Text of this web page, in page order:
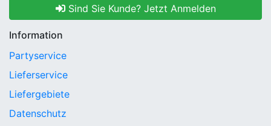
Sind Sie Kunde? Jetzt Anmelden
Information
Partyservice
Lieferservice
Liefergebiete
Datenschutz